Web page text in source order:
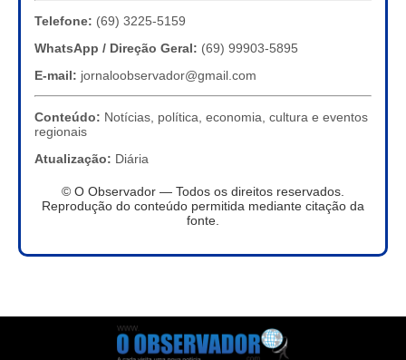
Telefone: (69) 3225-5159
WhatsApp / Direção Geral: (69) 99903-5895
E-mail: jornaloobservador@gmail.com
Conteúdo: Notícias, política, economia, cultura e eventos
regionais
Atualização: Diária
© O Observador — Todos os direitos reservados.
Reprodução do conteúdo permitida mediante citação da
fonte.